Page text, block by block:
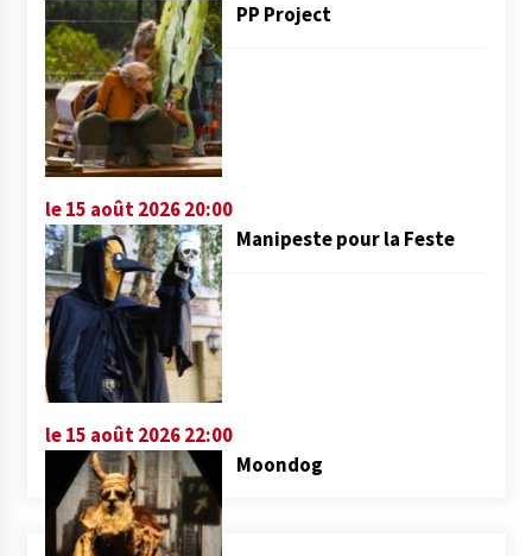
PP Project
le 15 août 2026 20:00
Manipeste pour la Feste
le 15 août 2026 22:00
Moondog